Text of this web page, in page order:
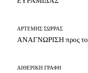
ΑΡΤΕΜΗΣ ΣΩΡΡΑΣ
ΑΝΑΓΝΩΡΙΣΗ προς
ΑΙΘΕΡΙΚΗ ΓΡΑΦΗ